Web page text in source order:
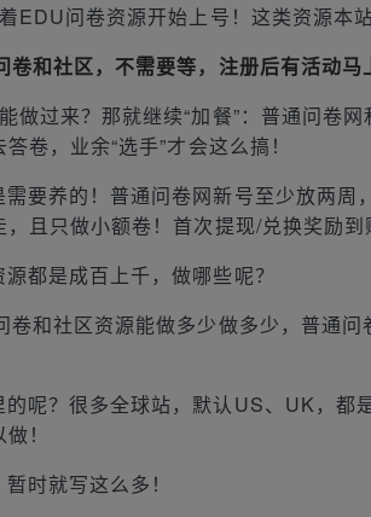
EDU问卷资源开始上号！这类资源本
卷和社区，不需要等，注册后有活动马
做过来？那就继续“加餐”：普通问卷
卷，业余“选手”才会这么搞！
需要养的！普通问卷网新号至少放两
，且只做小额卷！首次提现/兑换奖励到
都是成百上千，做哪些呢？
卷和社区资源能做多少做多少，普通
的呢？很多全球站，默认US、UK，都
！
时就写这么多！